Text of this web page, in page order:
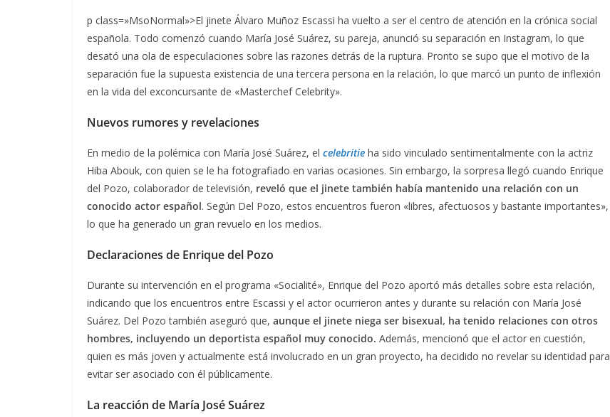
p class=»MsoNormal»>El jinete Álvaro Muñoz Escassi ha vuelto a ser el centro de atención en la crónica social
española. Todo comenzó cuando María José Suárez, su pareja, anunció su separación en Instagram, lo que
desató una ola de especulaciones sobre las razones detrás de la ruptura. Pronto se supo que el motivo de la
separación fue la supuesta existencia de una tercera persona en la relación, lo que marcó un punto de inflexión
en la vida del exconcursante de «Masterchef Celebrity».
Nuevos rumores y revelaciones
En medio de la polémica con María José Suárez, el celebritie ha sido vinculado sentimentalmente con la actriz
Hiba Abouk, con quien se le ha fotografiado en varias ocasiones. Sin embargo, la sorpresa llegó cuando Enrique
del Pozo, colaborador de televisión, reveló que el jinete también había mantenido una relación con un
conocido actor español. Según Del Pozo, estos encuentros fueron «libres, afectuosos y bastante importantes»,
lo que ha generado un gran revuelo en los medios.
Declaraciones de Enrique del Pozo
Durante su intervención en el programa «Socialité», Enrique del Pozo aportó más detalles sobre esta relación,
indicando que los encuentros entre Escassi y el actor ocurrieron antes y durante su relación con María José
Suárez. Del Pozo también aseguró que, aunque el jinete niega ser bisexual, ha tenido relaciones con otros
hombres, incluyendo un deportista español muy conocido. Además, mencionó que el actor en cuestión,
quien es más joven y actualmente está involucrado en un gran proyecto, ha decidido no revelar su identidad para
evitar ser asociado con él públicamente.
La reacción de María José Suárez